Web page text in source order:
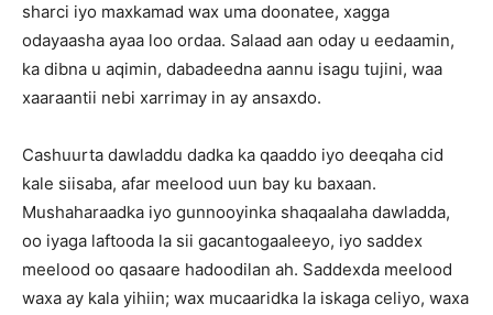
sharci iyo maxkamad wax uma doonatee, xagga
odayaasha ayaa loo ordaa. Salaad aan oday u eedaamin,
ka dibna u aqimin, dabadeedna aannu isagu tujini, waa
xaaraantii nebi xarrimay in ay ansaxdo.
Cashuurta dawladdu dadka ka qaaddo iyo deeqaha cid
kale siisaba, afar meelood uun bay ku baxaan.
Mushaharaadka iyo gunnooyinka shaqaalaha dawladda,
oo iyaga laftooda la sii gacantogaaleeyo, iyo saddex
meelood oo qasaare hadoodilan ah. Saddexda meelood
waxa ay kala yihiin; wax mucaaridka la iskaga celiyo, waxa